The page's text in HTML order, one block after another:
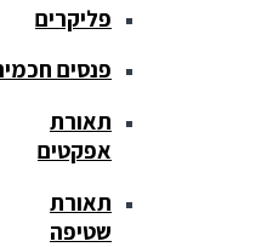
פליקרים
פנסים חכמים
תאורת
אפקטים
תאורת
שטיפה